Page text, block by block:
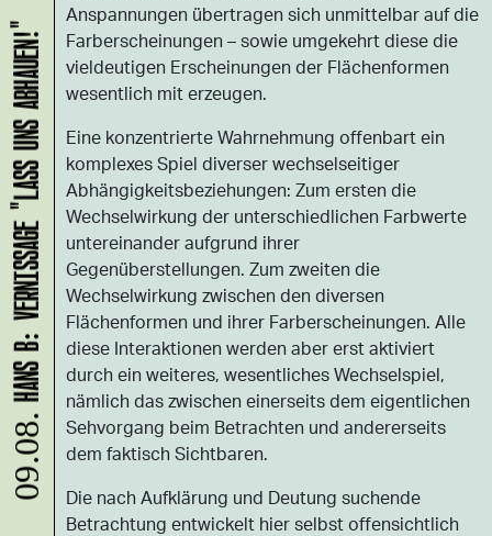
Anspannungen übertragen sich unmittelbar auf die
Farberscheinungen – sowie umgekehrt diese die
vieldeutigen Erscheinungen der Flächenformen
wesentlich mit erzeugen.
Eine konzentrierte Wahrnehmung offenbart ein
komplexes Spiel diverser wechselseitiger
Abhängigkeitsbeziehungen: Zum ersten die
Wechselwirkung der unterschiedlichen Farbwerte
untereinander aufgrund ihrer
Gegenüberstellungen. Zum zweiten die
Wechselwirkung zwischen den diversen
Flächenformen und ihrer Farberscheinungen. Alle
diese Interaktionen werden aber erst aktiviert
durch ein weiteres, wesentliches Wechselspiel,
nämlich das zwischen einerseits dem eigentlichen
Sehvorgang beim Betrachten und andererseits
dem faktisch Sichtbaren.
Die nach Aufklärung und Deutung suchende
Betrachtung entwickelt hier selbst offensichtlich
09.08.
HANS B: VERNISSAGE "LASS UNS ABHAUEN!"